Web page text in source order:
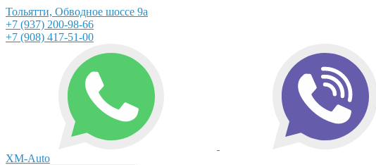
Тольятти, Обводное шоссе 9а
+7 (937) 200-98-66
+7 (908) 417-51-00
XM-Auto